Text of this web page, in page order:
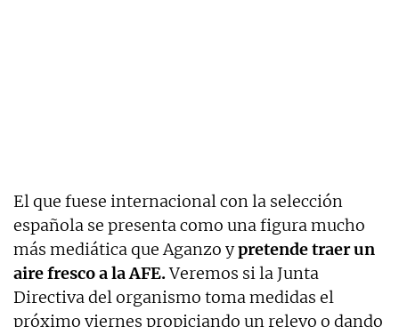
El que fuese internacional con la selección
española se presenta como una figura mucho
más mediática que Aganzo ypretende traer un
aire fresco a la AFE.Veremos si la Junta
Directiva del organismo toma medidas el
próximo viernes propiciando un relevo o dando